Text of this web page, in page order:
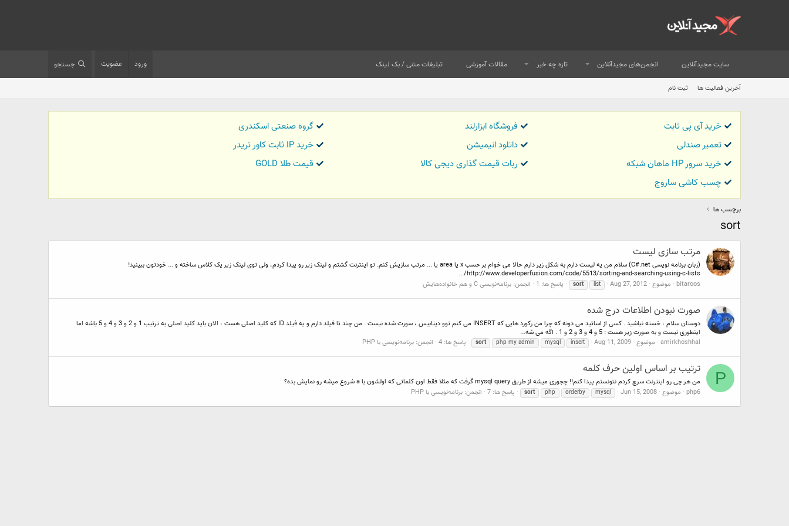
سایت مجیدآنلاین انجمن‌های مجیدآنلاین تازه چه خبر مقالات آموزشی تبلیغات متنی / بک لینک ورود عضویت جستجو
آخرین فعالیت ها ثبت نام
خرید آی پی ثابت فروشگاه ابزارلند
گروه صنعتی اسکندری
تعمیر صندلی
داتلود انیمیشن
خرید IP ثابت کاور تریدر
خرید سرور HP ماهان شبکه
ربات قیمت گذاری دیجی کالا
قیمت طلا GOLD
چسب کاشی ساروج
برچسب ها
sort
مرتب سازی لیست
(زبان برنامه نویسی C#.net) سلام من یه لیست دارم به شکل زیر دارم حالا می خوام بر حسب x یا area یا ... مرتب سازیش کنم. تو اینترنت گشتم و لینک زیر رو پیدا کردم، ولی توی لینک زیر یک کلاس ساخته و ... خودتون ببینید!
http://www.developerfusion.com/code/5513/sorting-and-searching-using-c-lists/...
bitaroos موضوع Aug 27, 2012
list
sort پاسخ ها: 1 انجمن: برنامه‌نویسی C و هم خانواده‌هایش
صورت نبودن اطلاعات درج شده
دوستان سلام ، خسته نباشید . کسی از اساتید می دونه که چرا من رکورد هایی که INSERT می کنم توو دیتابیس ، سورت شده نیست . من چند تا فیلد دارم و یه فیلد ID که کلید اصلی هست ، الان باید کلید اصلی به ترتیب 1 و 2 و 3 و 4 و 5 باشه اما
اینطوری نیست و به صورت زیر هست : 5 و 4 و 3 و 2 و 1 . اگه می شه...
amirkhoshhal موضوع Aug 11, 2009
insert
mysql
php my admin
sort پاسخ ها: 4 انجمن: برنامه‌نویسی با PHP
P ترتیب بر اساس اولین حرف کلمه
من هر چی رو اینترنت سرچ کردم نتونستم پیدا کنم!! چجوری میشه از طریق mysql query گرفت که مثلا فقط اون کلماتی که اولشون با a شروع میشه رو نمایش بده؟
php6 موضوع Jun 15, 2008
mysql
orderby
php
sort پاسخ ها: 7 انجمن: برنامه‌نویسی با PHP